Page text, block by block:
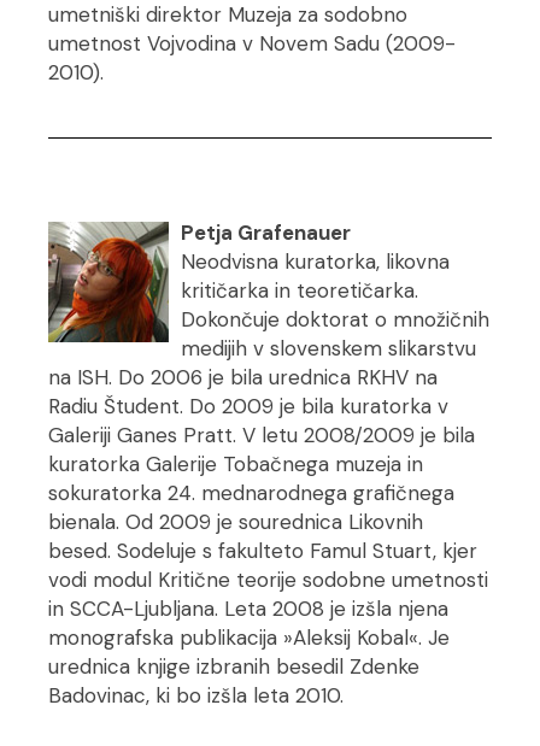
umetniški direktor Muzeja za sodobno
umetnost Vojvodina v Novem Sadu (2009-
2010).
Petja Grafenauer
Neodvisna kuratorka, likovna
kritičarka in teoretičarka.
Dokončuje doktorat o množičnih
medijih v slovenskem slikarstvu
na ISH. Do 2006 je bila urednica RKHV na
Radiu Študent. Do 2009 je bila kuratorka v
Galeriji Ganes Pratt. V letu 2008/2009 je bila
kuratorka Galerije Tobačnega muzeja in
sokuratorka 24. mednarodnega grafičnega
bienala. Od 2009 je sourednica Likovnih
besed. Sodeluje s fakulteto Famul Stuart, kjer
vodi modul Kritične teorije sodobne umetnosti
in SCCA-Ljubljana. Leta 2008 je izšla njena
monografska publikacija »Aleksij Kobal«. Je
urednica knjige izbranih besedil Zdenke
Badovinac, ki bo izšla leta 2010.